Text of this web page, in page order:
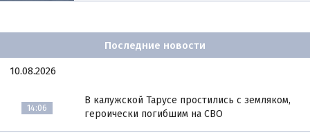
Последние новости
10.08.2026
14:06
В калужской Тарусе простились с земляком,
героически погибшим на СВО